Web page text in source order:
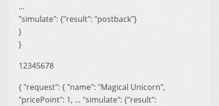
...
"simulate": {"result": "postback"}
}
}
12345678
{ "request": { "name": "Magical Unicorn",
"pricePoint": 1, ... "simulate": {"result":